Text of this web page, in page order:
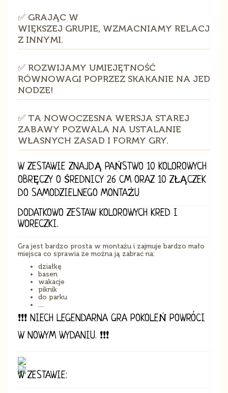
✅ GRAJĄC W
WIĘKSZEJ GRUPIE, WZMACNIAMY RELACJE
Z INNYMI.
✅ ROZWIJAMY UMIEJĘTNOŚĆ
RÓWNOWAGI POPRZEZ SKAKANIE NA JEDEN
NODZE!
✅ TA NOWOCZESNA WERSJA STAREJ
ZABAWY POZWALA NA USTALANIE
WŁASNYCH ZASAD I FORMY GRY.
W ZESTAWIE ZNAJDĄ PAŃSTWO 10 KOLOROWYCH
OBRĘCZY O ŚREDNICY 26 CM ORAZ 10 ZŁĄCZEK
DO SAMODZIELNEGO MONTAŻU
DODATKOWO ZESTAW KOLOROWYCH KRED I
WORECZKI.
Gra jest bardzo prosta w montażu i zajmuje bardzo mało
miejsca co sprawia że można ją zabrać na:
działkę
basen
wakacje
piknik
do parku
....
❗❗❗ NIECH LEGENDARNA GRA POKOLEŃ POWRÓCI
W NOWYM WYDANIU. ❗❗❗
W ZESTAWIE: